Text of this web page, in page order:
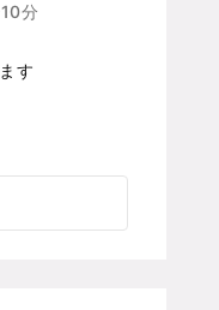
分
す